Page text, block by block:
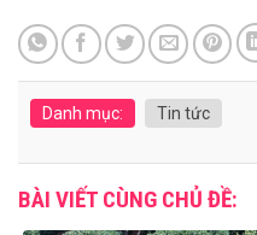
Danh mục: Tin tức
BÀI VIẾT CÙNG CHỦ ĐỀ: